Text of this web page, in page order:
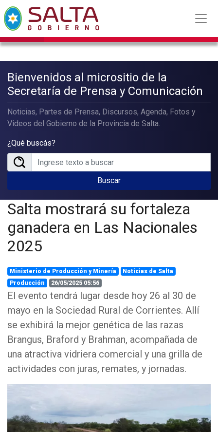
Bienvenidos al micrositio de la
Secretaría de Prensa y Comunicación
Noticias, Partes de Prensa, Discursos, Agenda, Fotos y
Videos del Gobierno de la Provincia de Salta.
¿Qué buscás?
Buscar
Salta mostrará su fortaleza
ganadera en Las Nacionales
2025
Ministerio de Producción y Minería
Noticias de Salta
Producción
26/05/2025 05:56
El evento tendrá lugar desde hoy 26 al 30 de
mayo en la Sociedad Rural de Corrientes. Allí
se exhibirá la mejor genética de las razas
Brangus, Braford y Brahman, acompañada de
una atractiva vidriera comercial y una grilla de
actividades con juras, remates, y jornadas.